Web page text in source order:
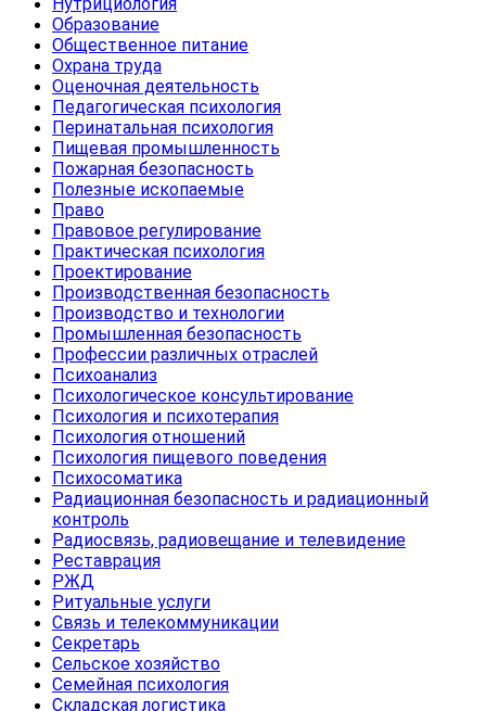
Образование
Общественное питание
Охрана труда
Оценочная деятельность
Педагогическая психология
Перинатальная психология
Пищевая промышленность
Пожарная безопасность
Полезные ископаемые
Право
Правовое регулирование
Практическая психология
Проектирование
Производственная безопасность
Производство и технологии
Промышленная безопасность
Профессии различных отраслей
Психоанализ
Психологическое консультирование
Психология и психотерапия
Психология отношений
Психология пищевого поведения
Психосоматика
Радиационная безопасность и радиационный
контроль
Радиосвязь, радиовещание и телевидение
Реставрация
РЖД
Ритуальные услуги
Связь и телекоммуникации
Секретарь
Сельское хозяйство
Семейная психология
Складская логистика